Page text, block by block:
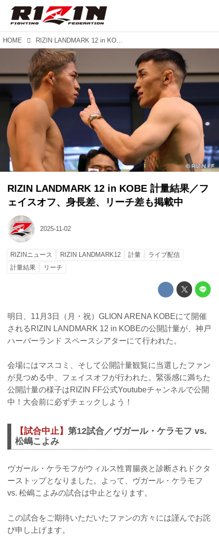
HOME RIZIN LANDMARK 12 in KOBE 計量結果／フェイスオフ、身長差、リーチ差も掲載中
RIZIN LANDMARK 12 in KOBE 計量結果／フ
ェイスオフ、身長差、リーチ差も掲載中
2025-11-02
RIZINニュース RIZIN LANDMARK12 計量
ライブ配信
計量結果
リーチ
明日、11月3日（月・祝）GLION ARENA KOBEにて開催
されるRIZIN LANDMARK 12 in KOBEの公開計量が、神戸
ハーバーランド スペースシアターにて行われた。
会場にはマスコミ、そして公開計量観覧に当選したファン
が見つめる中、フェイスオフが行われた。緊張感に満ちた
公開計量の様子はRIZIN FF公式Youtubeチャンネルで公開
中！大会前に必ずチェックしよう！
【試合中止】 第12試合／ヴガール・ケラモフ vs.
松嶋こよみ
ヴガール・ケラモフがウィルス性胃腸炎と診断されドクタ
ーストップとなりました。よって、ヴガール・ケラモフ
vs. 松嶋こよみの試合は中止となります。
この試合をご期待いただいたファンの方々には謹んでお詫
び申し上げます。